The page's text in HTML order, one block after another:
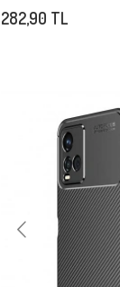
282,90 TL